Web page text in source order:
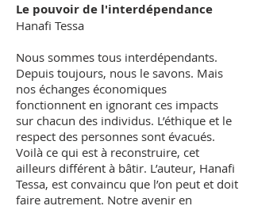
Le pouvoir de l'interdépendance
Hanafi Tessa
Nous sommes tous interdépendants.
Depuis toujours, nous le savons. Mais
nos échanges économiques
fonctionnent en ignorant ces impacts
sur chacun des individus. L’éthique et le
respect des personnes sont évacués.
Voilà ce qui est à reconstruire, cet
ailleurs différent à bâtir. L’auteur, Hanafi
Tessa, est convaincu que l’on peut et doit
faire autrement. Notre avenir en